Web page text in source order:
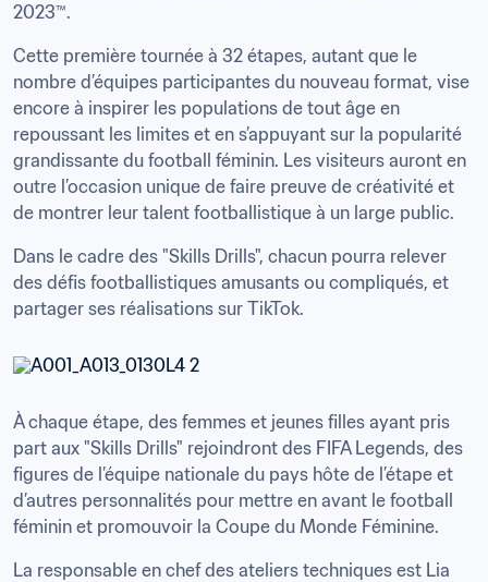
2023™.
Cette première tournée à 32 étapes, autant que le
nombre d’équipes participantes du nouveau format, vise
encore à inspirer les populations de tout âge en
repoussant les limites et en s’appuyant sur la popularité
grandissante du football féminin. Les visiteurs auront en
outre l’occasion unique de faire preuve de créativité et
de montrer leur talent footballistique à un large public.
Dans le cadre des "Skills Drills", chacun pourra relever
des défis footballistiques amusants ou compliqués, et
partager ses réalisations sur TikTok.
À chaque étape, des femmes et jeunes filles ayant pris
part aux "Skills Drills" rejoindront des FIFA Legends, des
figures de l’équipe nationale du pays hôte de l’étape et
d’autres personnalités pour mettre en avant le football
féminin et promouvoir la Coupe du Monde Féminine.
La responsable en chef des ateliers techniques est Lia